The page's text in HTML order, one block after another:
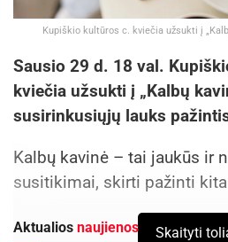
Kupiškio kultūros c. kviečia užsukti į
Sausio 29 d. 18 val.
kviečia užsukti į „Kalbų
susirinkusiųjų lauks
Kalbų kavinė – tai jaukūs ir
susitikimai, skirti pažinti
Aktualios naujienos Skaityti